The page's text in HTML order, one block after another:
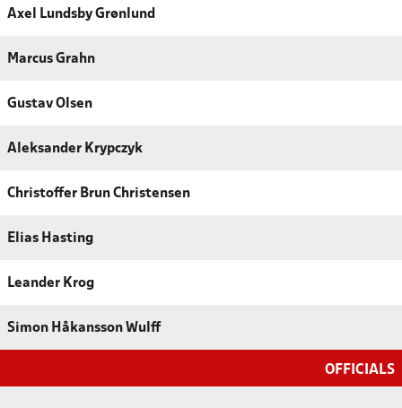
Axel Lundsby Grønlund
Marcus Grahn
Gustav Olsen
Aleksander Krypczyk
Christoffer Brun Christensen
Elias Hasting
Leander Krog
Simon Håkansson Wulff
OFFICIALS